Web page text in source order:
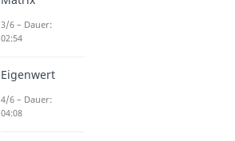
3/6 – Dauer:
02:54
Eigenwert
4/6 – Dauer:
04:08